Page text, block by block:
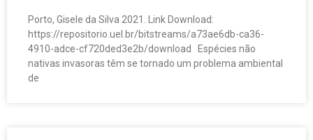
Porto, Gisele da Silva 2021. Link Download:
https://repositorio.uel.br/bitstreams/a73ae6db-ca36-
4910-adce-cf720ded3e2b/download Espécies não
nativas invasoras têm se tornado um problema ambiental
de